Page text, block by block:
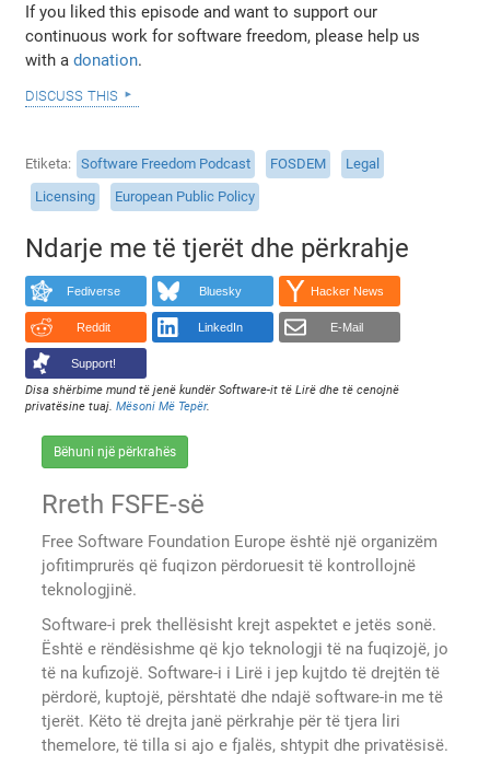
If you liked this episode and want to support our
continuous work for software freedom, please help us
with adonation.
discuss this
Etiketa Software Freedom Podcast FOSDEM
Legal
Licensing
European Public Policy
Ndarje me të tjerët dhe përkrahje
Fediverse Bluesky Hacker News
Reddit LinkedIn E-Mail
Support!
Disa shërbime mund të jenë kundër Software-it të Lirë dhe të cenojnë
privatësine tuaj.Mësoni Më Tepër.
Bëhuni një përkrahës
Rreth FSFE-së
Free Software Foundation Europe është një organizëm
jofitimprurës që fuqizon përdoruesit të kontrollojnë
teknologjinë.
Software-i prek thellësisht krejt aspektet e jetës sonë.
Është e rëndësishme që kjo teknologji të na fuqizojë, jo
të na kufizojë. Software-i i Lirë i jep kujtdo të drejtën të
përdorë, kuptojë, përshtatë dhe ndajë software-in me të
tjerët. Këto të drejta janë përkrahje për të tjera liri
themelore, të tilla si ajo e fjalës, shtypit dhe privatësisë.